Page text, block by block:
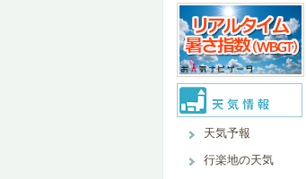
天気予報
行楽地の天気